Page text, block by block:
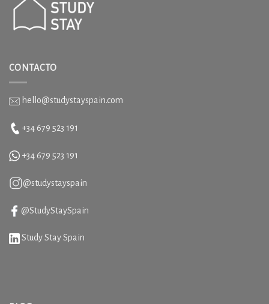
CONTACTO
hello@studystayspain.com
+34 679 523 191
+34 679 523 191
@studystayspain
@StudyStaySpain
Study Stay Spain